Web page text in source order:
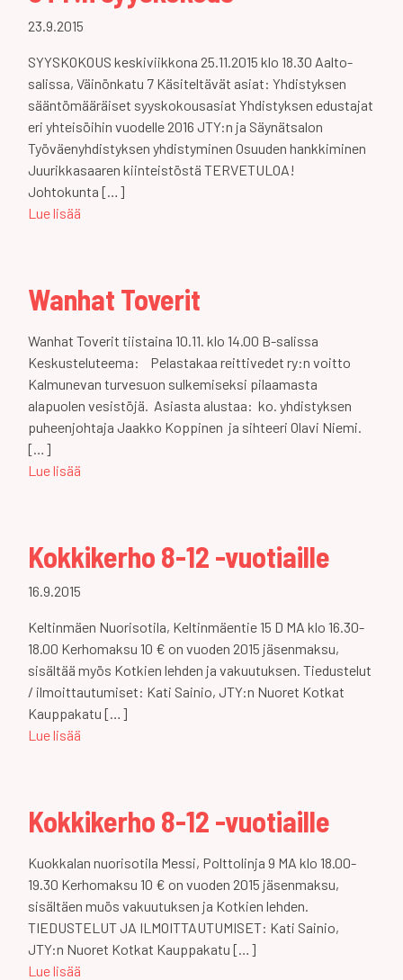
23.9.2015
SYYSKOKOUS keskiviikkona 25.11.2015 klo 18.30 Aalto-
salissa, Väinönkatu 7 Käsiteltävät asiat: Yhdistyksen
sääntömääräiset syyskokousasiat Yhdistyksen edustajat
eri yhteisöihin vuodelle 2016 JTY:n ja Säynätsalon
Työväenyhdistyksen yhdistyminen Osuuden hankkiminen
Juurikkasaaren kiinteistöstä TERVETULOA!
Johtokunta […]
Lue lisää
Wanhat Toverit
Wanhat Toverit tiistaina 10.11. klo 14.00 B-salissa
Keskusteluteema: Pelastakaa reittivedet ry:n voitto
Kalmunevan turvesuon sulkemiseksi pilaamasta
alapuolen vesistöjä. Asiasta alustaa: ko. yhdistyksen
puheenjohtaja Jaakko Koppinen ja sihteeri Olavi Niemi.
[…]
Lue lisää
Kokkikerho 8-12 -vuotiaille
16.9.2015
Keltinmäen Nuorisotila, Keltinmäentie 15 D MA klo 16.30-
18.00 Kerhomaksu 10 € on vuoden 2015 jäsenmaksu,
sisältää myös Kotkien lehden ja vakuutuksen. Tiedustelut
/ ilmoittautumiset: Kati Sainio, JTY:n Nuoret Kotkat
Kauppakatu […]
Lue lisää
Kokkikerho 8-12 -vuotiaille
Kuokkalan nuorisotila Messi, Polttolinja 9 MA klo 18.00-
19.30 Kerhomaksu 10 € on vuoden 2015 jäsenmaksu,
sisältäen muös vakuutuksen ja Kotkien lehden.
TIEDUSTELUT JA ILMOITTAUTUMISET: Kati Sainio,
JTY:n Nuoret Kotkat Kauppakatu […]
Lue lisää